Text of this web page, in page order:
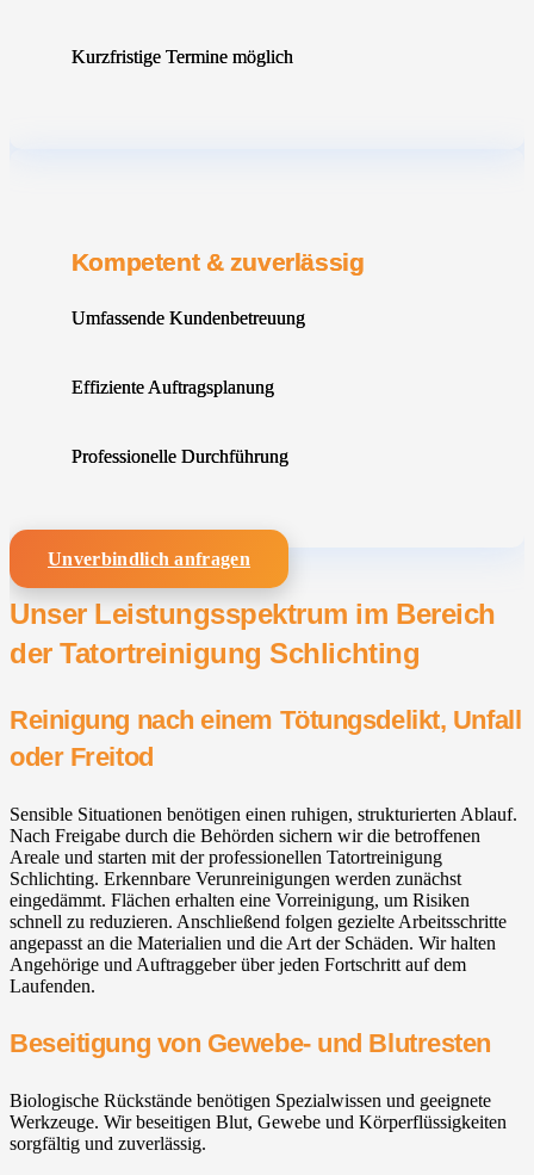
Kurzfristige Termine möglich
Kompetent & zuverlässig
Umfassende Kundenbetreuung
Effiziente Auftragsplanung
Professionelle Durchführung
Unverbindlich anfragen
Unser Leistungsspektrum im Bereich
der Tatortreinigung Schlichting
Reinigung nach einem Tötungsdelikt, Unfall
oder Freitod
Sensible Situationen benötigen einen ruhigen, strukturierten Ablauf.
Nach Freigabe durch die Behörden sichern wir die betroffenen
Areale und starten mit der professionellen Tatortreinigung
Schlichting. Erkennbare Verunreinigungen werden zunächst
eingedämmt. Flächen erhalten eine Vorreinigung, um Risiken
schnell zu reduzieren. Anschließend folgen gezielte Arbeitsschritte
angepasst an die Materialien und die Art der Schäden. Wir halten
Angehörige und Auftraggeber über jeden Fortschritt auf dem
Laufenden.
Beseitigung von Gewebe- und Blutresten
Biologische Rückstände benötigen Spezialwissen und geeignete
Werkzeuge. Wir beseitigen Blut, Gewebe und Körperflüssigkeiten
sorgfältig und zuverlässig.